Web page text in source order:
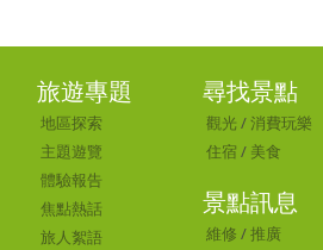
旅遊專題
地區探索
主題遊覽
體驗報告
焦點熱話
旅人絮語
尋找景點
觀光 /消費玩樂
住宿 / 美食
景點訊息
維修 /推廣